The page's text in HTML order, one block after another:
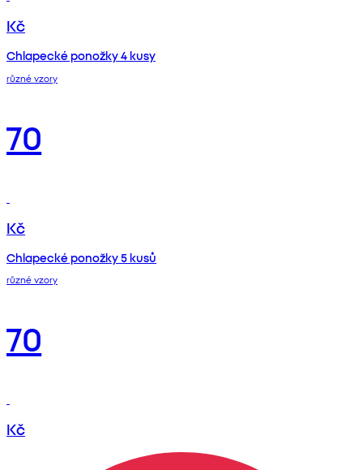
Kč
Chlapecké ponožky 4 kusy
různé vzory
70
Kč
Chlapecké ponožky 5 kusů
různé vzory
70
Kč